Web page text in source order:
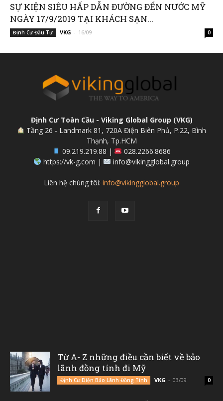
SỰ KIỆN SIÊU HẤP DẪN ĐƯỜNG ĐẾN NƯỚC MỸ
NGÀY 17/9/2019 TẠI KHÁCH SẠN...
Định Cư Đầu Tư VKG - 16/09 0
Định Cư Toàn Cầu - Viking Global Group (VKG)
Tầng 26 - Landmark 81, 720A Điện Biên Phủ, P.22, Bình
Thạnh, Tp.HCM
09.219.219.88 |
028.2266.8686
https://vk-g.com |
info@vikingglobal.group
Liên hệ chúng tôi: info@vikingglobal.group
Từ A- Z những điều cần biết về bảo
lãnh đồng tính đi Mỹ
Định Cư Diện Bảo Lãnh Đồng Tính VKG - 03/09 0